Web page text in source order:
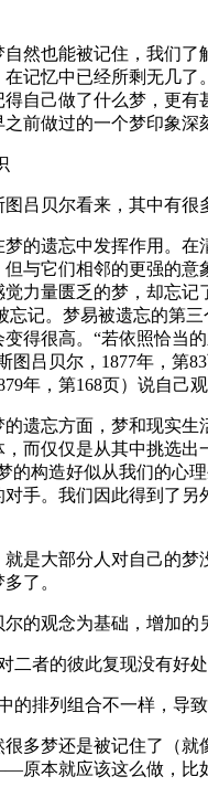
然也能被记住，我们
记忆中已经所剩无几
自己做了什么梦，更
前做过的一个梦印象
吕贝尔看来，其中有
的遗忘中发挥作用。
与它们相邻的更强的
力量匮乏的梦，却忘
记。梦易被遗忘的第
得很高。“若依照恰当
图吕贝尔，1877年，
年，第168页）说自己
遗忘方面，梦和现实
而仅仅是从其中挑选
的构造好似从我们的心
手。我们因此得到了
是大部分人对自己的
了。
的观念为基础，增加的
二者的彼此复现没有好处
的排列组合不一样，导
多梦还是被记住了（
本就应该这么做，比